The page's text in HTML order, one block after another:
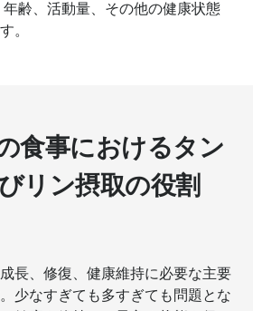
齢、活動量、その他の健康状態
。
食事におけるタン
リン摂取の役割
長、修復、健康維持に必要な主要
少なすぎても多すぎても問題とな